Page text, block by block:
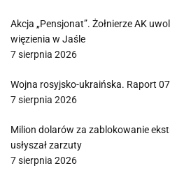
Akcja „Pensjonat”. Żołnierze AK
więzienia w Jaśle
7 sierpnia 2026
Wojna rosyjsko-ukraińska. Raport
7 sierpnia 2026
Milion dolarów za zablokowanie
usłyszał zarzuty
7 sierpnia 2026